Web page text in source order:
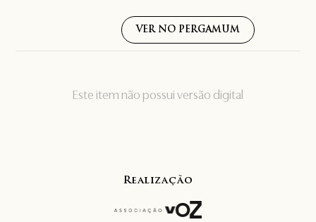
Este item não possui versão digital
VER NO PERGAMUM
Realização